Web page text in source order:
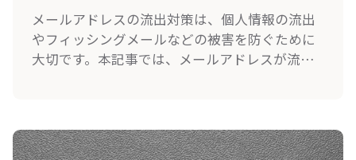
メールアドレスの流出対策は、個人情報の流出
やフィッシングメールなどの被害を防ぐために
大切です。本記事では、メールアドレスが流出